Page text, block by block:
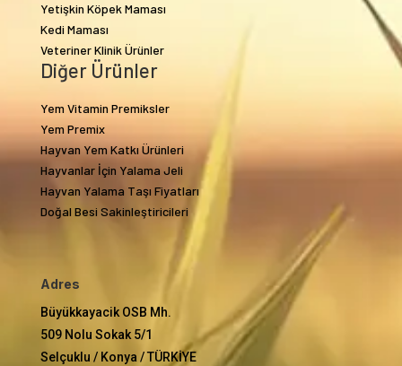
Yetişkin Köpek Maması
Kedi Maması
Veteriner Klinik Ürünler
Diğer Ürünler
Yem Vitamin Premiksler
Yem Premix
Hayvan Yem Katkı Ürünleri
Hayvanlar İçin Yalama Jeli
Hayvan Yalama Taşı Fiyatları
Doğal Besi Sakinleştiricileri
Adres
Büyükkayacik OSB Mh.
509 Nolu Sokak 5/1
Selçuklu / Konya / TÜRKİYE